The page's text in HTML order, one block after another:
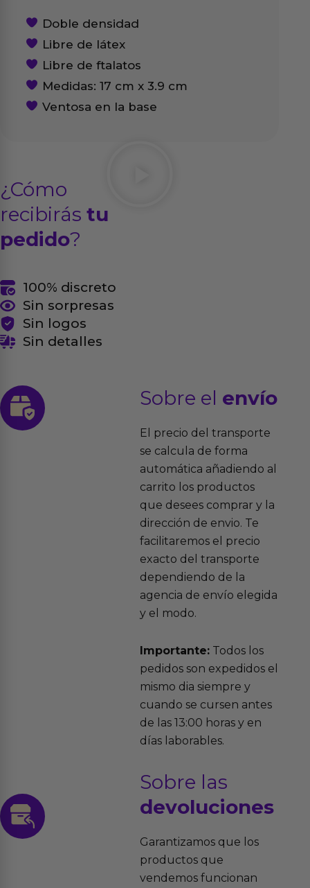
Doble densidad
Libre de látex
Libre de ftalatos
Medidas: 17 cm x 3.9 cm
Ventosa en la base
¿Cómo
recibirás tu
pedido?
100% discreto
Sin sorpresas
Sin logos
Sin detalles
Sobre el envío
El precio del transporte
se calcula de forma
automática añadiendo al
carrito los productos
que desees comprar y la
dirección de envio. Te
facilitaremos el precio
exacto del transporte
dependiendo de la
agencia de envío elegida
y el modo.
Importante:Todos los
pedidos son expedidos el
mismo dia siempre y
cuando se cursen antes
de las 13:00 horas y en
días laborables.
Sobre las
devoluciones
Garantizamos que los
productos que
vendemos funcionan